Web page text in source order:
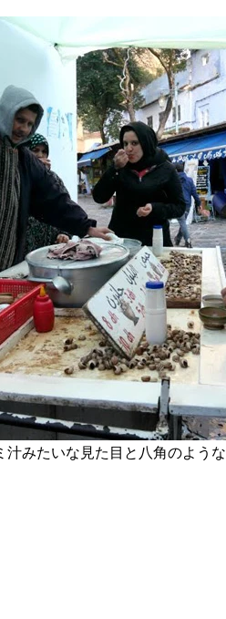
汁みたいな見た目と八角のような